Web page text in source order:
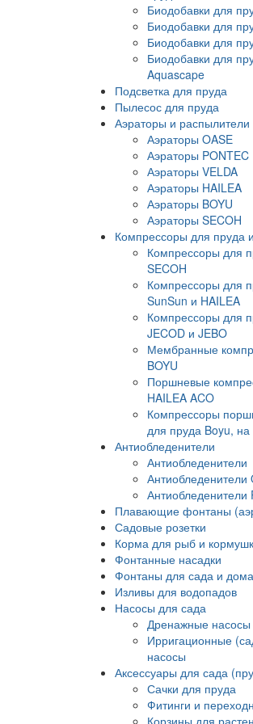
Биодобавки для
Биодобавки для
Биодобавки для
Биодобавки для
Aquascape
Подсветка для пруда
Пылесос для пруда
Аэраторы и распылители
Аэраторы OASE
Аэраторы PONTEC
Аэраторы VELDA
Аэраторы HAILEA
Аэраторы BOYU
Аэраторы SECOH
Компрессоры для пруда
Компрессоры для
SECOH
Компрессоры для
SunSun и HAILEA
Компрессоры для
JECOD и JEBO
Мембранные
BOYU
Поршневые
HAILEA ACO
Компрессоры
для пруда Boyu, на
Антиобледенители
Антиобледенители
Антиобледенители
Антиобледенители
Плавающие фонтаны
Садовые розетки
Корма для рыб и
Фонтанные насадки
Фонтаны для сада и дома
Изливы для водопадов
Насосы для сада
Дренажные насосы
Ирригационные
насосы
Аксессуары для сада
Сачки для пруда
Фитинги и
Корзины для